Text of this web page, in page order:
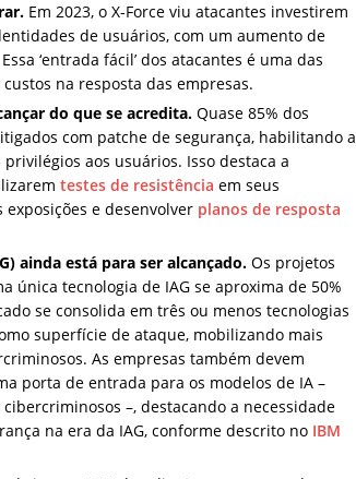
Em 2023, o X-Force viu atacantes investirem
de usuários, com um aumento de
‘entrada fácil’ dos atacantes é uma das
na resposta das empresas.
do que se acredita. Quase 85% dos
com patche de segurança, habilitando a
aos usuários. Isso destaca a
testes de resistência em seus
e desenvolver planos de resposta
ainda está para ser alcançado. Os projetos
única tecnologia de IAG se aproxima de 50%
se consolida em três ou menos tecnologias
superfície de ataque, mobilizando mais
As empresas também devem
porta de entrada para os modelos de IA –
–, destacando a necessidade
na era da IAG, conforme descrito no IBM